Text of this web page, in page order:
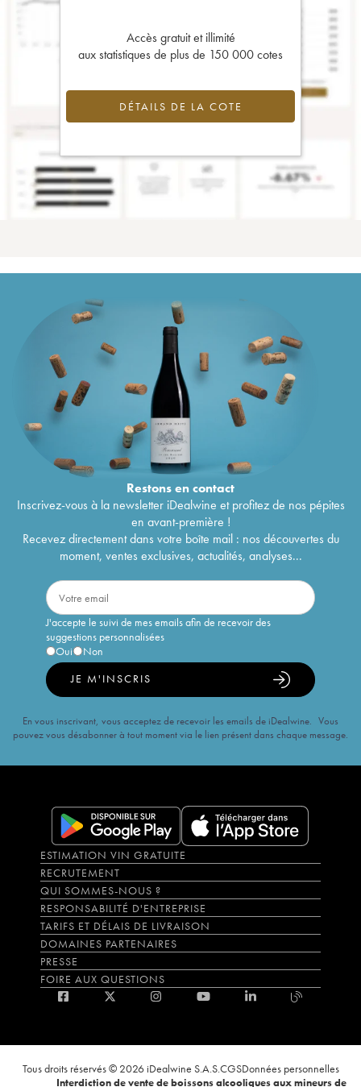
Accès gratuit et illimité
aux statistiques de plus de 150 000 cotes
DÉTAILS DE LA COTE
Restons encontact
Inscrivez-vous à la newsletter iDealwine et profitez de nos pépites
en avant-première !
Recevez directement dans votre boîte mail : nos découvertes du
moment, ventes exclusives, actualités, analyses...
J'accepte le suivi de mes emails afin de recevoir des
suggestions personnalisées
Oui
Non
JE M'INSCRIS
En vous inscrivant, vous acceptez de recevoir les emails de iDealwine. Vous
pouvez vous désabonner à tout moment via le lien présent dans chaque message.
ESTIMATION VIN GRATUITE
RECRUTEMENT
QUI SOMMES-NOUS ?
RESPONSABILITÉ D'ENTREPRISE
TARIFS ET DÉLAIS DE LIVRAISON
DOMAINES PARTENAIRES
PRESSE
FOIRE AUX QUESTIONS
Tous droits réservés © 2026 iDealwine S.A.S.CGSDonnées personnelles
Interdiction de vente de boissons alcooliques aux mineurs de